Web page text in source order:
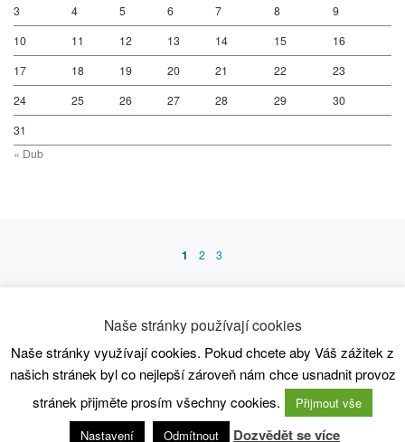
3
4 5 6 7 8
9
10
11 12 13 14 15
16
17
18 19 20 21 22
23
24
25 26 27 28 29
30
31
« Dub
1 2 3
© 2026SC80 Kanoistika – All rights reserved
Powered by – Designed with the Customizr theme
Naše stránky používají cookies
Naše stránky využívají cookies. Pokud chcete aby Váš zážitek z
našich stránek byl co nejlepší zároveň nám chce usnadnit provoz
stránek přijměte prosím všechny cookies.
Přijmout vše
Nastavení
Odmítnout Dozvědět se více